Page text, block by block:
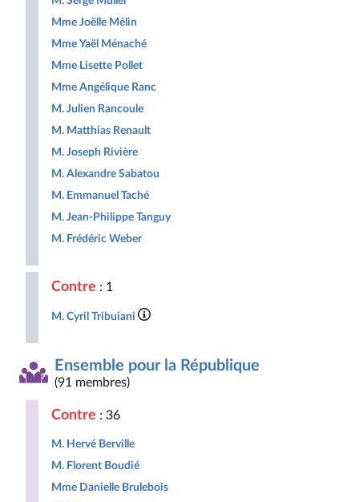
Mme Joëlle Mélin
Mme Yaël Ménaché
Mme Lisette Pollet
Mme Angélique Ranc
M. Julien Rancoule
M. Matthias Renault
M. Joseph Rivière
M. Alexandre Sabatou
M. Emmanuel Taché
M. Jean-Philippe Tanguy
M. Frédéric Weber
Contre : 1
M. Cyril Tribuiani
Ensemble pour la République
(91 membres)
Contre : 36
M. Hervé Berville
M. Florent Boudié
Mme Danielle Brulebois